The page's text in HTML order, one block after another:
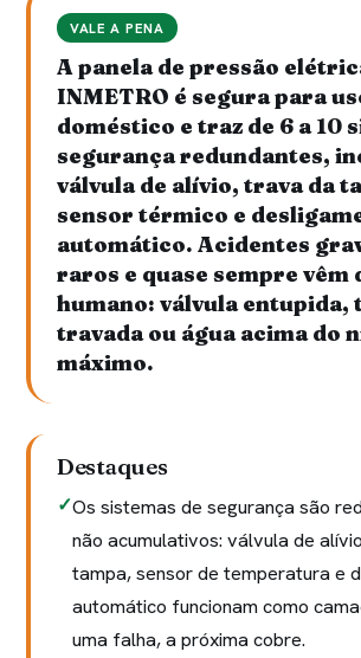
VALE A PENA
A panela de pressão
INMETRO é segura para
doméstico e traz de 6 a 10
segurança redundantes,
válvula de alívio, trava da
sensor térmico e
automático. Acidentes
raros e quase sempre vêm
humano: válvula entupida,
travada ou água acima do
máximo.
Destaques
Os sistemas de segurança são
não acumulativos: válvula de
tampa, sensor de temperatura e
automático funcionam como
uma falha, a próxima cobre.